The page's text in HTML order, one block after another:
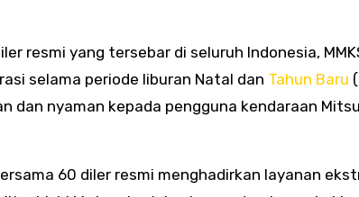
resmi yang tersebar di seluruh Indonesia,
selama periode liburan Natal dan Tahun Baru
dan nyaman kepada pengguna kendaraan
60 diler resmi menghadirkan layanan